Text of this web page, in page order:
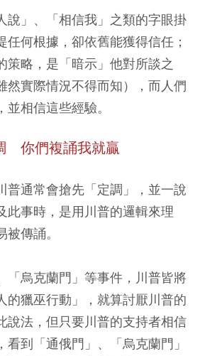
說」、「相信我」之類的字眼掛
任何根據，卻依舊能獲得信任；
策略，是「暗示」他對所談之
然實際情況不得而知），而人們
相信這些經驗。
你們複誦我就贏
普通常會搶先「定調」，並一說
此事時，是用川普的邏輯來理
傳誦。
「烏克蘭門」等事件，川普皆將
的獵巫行動」，就算討厭川普的
說法，但只要川普的支持者相信
到「通俄門」、「烏克蘭門」